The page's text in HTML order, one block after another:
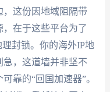
这份因地域阻隔带
在于这些平台为了
封锁。你的海外IP地
，这道墙并非坚不
靠的“回国加速器”。